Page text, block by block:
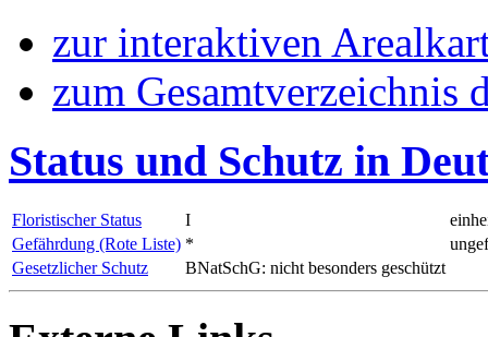
zur interaktiven
zum Gesamtverzeichnis
Status und Schutz in
Floristischer Status I
Gefährdung (Rote Liste) *
Gesetzlicher Schutz
BNatSchG: nicht besonders geschützt